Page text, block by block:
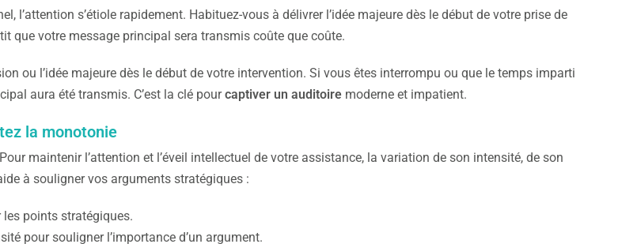
l’attention s’étiole rapidement. Habituez-vous à délivrer l’idée majeure dès le début de votre prise de
que votre message principal sera transmis coûte que coûte.
ou l’idée majeure dès le début de votre intervention. Si vous êtes interrompu ou que le temps imparti
aura été transmis. C’est la clé pourcaptiver un auditoire moderne et impatient.
la monotonie
maintenir l’attention et l’éveil intellectuel de votre assistance, la variation de son intensité, de son
à souligner vos arguments stratégiques :
les points stratégiques.
pour souligner l’importance d’un argument.